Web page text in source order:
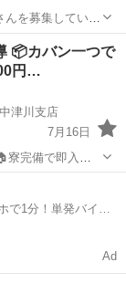
を募集していま
📦カバン一つで
円…
津川支店
7月16日
完備で即入寮
ップル応募も大
？ 💴【日
で1分！単発バイト
Ad